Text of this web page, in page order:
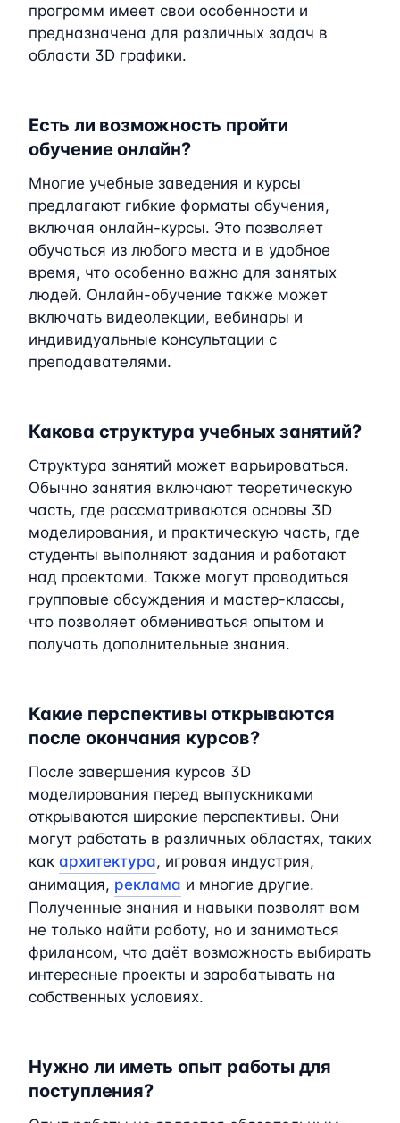
программ имеет свои особенности и
предназначена для различных задач в
области 3D графики.
Есть ли возможность пройти
обучение онлайн?
Многие учебные заведения и курсы
предлагают гибкие форматы обучения,
включая онлайн-курсы. Это позволяет
обучаться из любого места и в удобное
время, что особенно важно для занятых
людей. Онлайн-обучение также может
включать видеолекции, вебинары и
индивидуальные консультации с
преподавателями.
Какова структура учебных занятий?
Структура занятий может варьироваться.
Обычно занятия включают теоретическую
часть, где рассматриваются основы 3D
моделирования, и практическую часть, где
студенты выполняют задания и работают
над проектами. Также могут проводиться
групповые обсуждения и мастер-классы,
что позволяет обмениваться опытом и
получать дополнительные знания.
Какие перспективы открываются
после окончания курсов?
После завершения курсов 3D
моделирования перед выпускниками
открываются широкие перспективы. Они
могут работать в различных областях, таких
как архитектура, игровая индустрия,
анимация, реклама и многие другие.
Полученные знания и навыки позволят вам
не только найти работу, но и заниматься
фрилансом, что даёт возможность выбирать
интересные проекты и зарабатывать на
собственных условиях.
Нужно ли иметь опыт работы для
поступления?